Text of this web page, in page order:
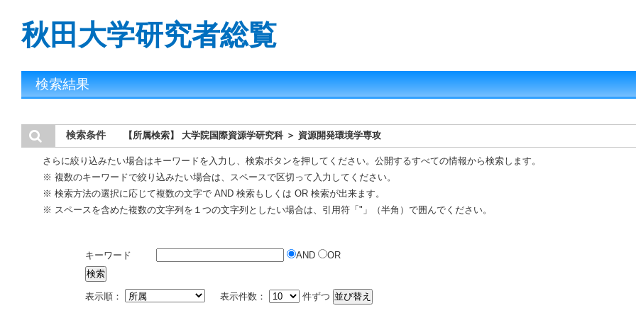
秋田大学研究者総覧
検索結果
検索条件 【所属検索】 大学院国際資源学研究科 ＞ 資源開発環境学専攻
さらに絞り込みたい場合はキーワードを入力し、検索ボタンを押してください。公開するすべての情報から検索します。
※ 複数のキーワードで絞り込みたい場合は、スペースで区切って入力してください。
※ 検索方法の選択に応じて複数の文字で AND 検索もしくは OR 検索が出来ます。
※ スペースを含めた複数の文字列を１つの文字列としたい場合は、引用符「"」（半角）で囲んでください。
キーワード AND OR
表示順： 表示件数： 件ずつ